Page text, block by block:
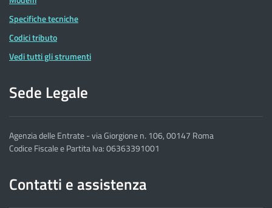
Specifiche tecniche
Codici tributo
Vedi tutti gli strumenti
Sede Legale
Agenzia delle Entrate - via Giorgione n. 106, 00147 Roma
Codice Fiscale e Partita Iva: 06363391001
Contatti e assistenza